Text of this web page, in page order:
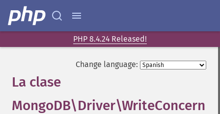
PHP 8.4.24 Released!
Change language:
La clase